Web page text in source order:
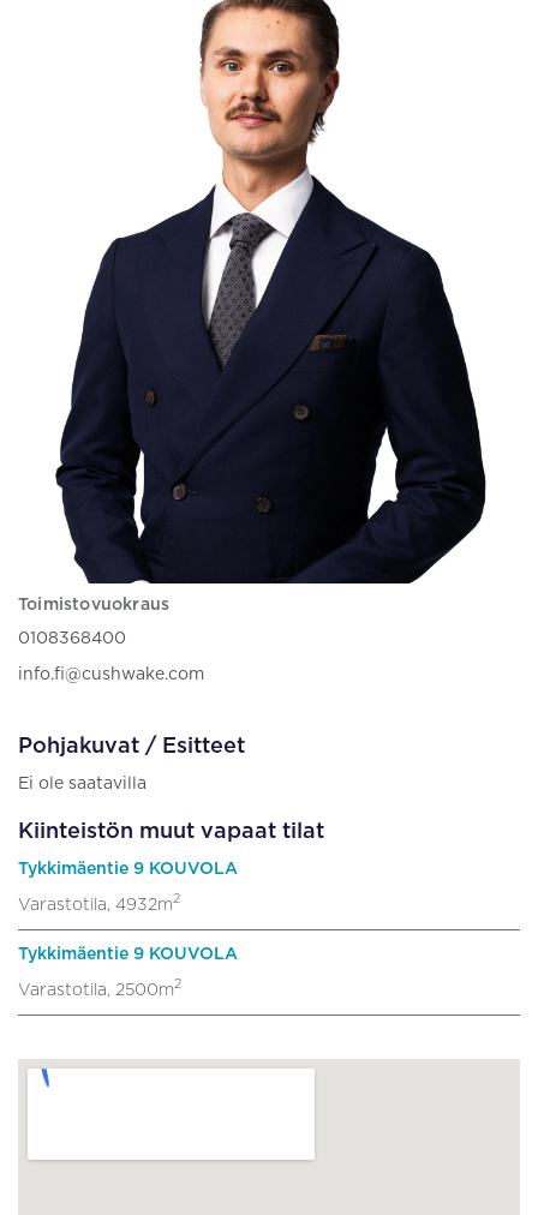
Toimistovuokraus
0108368400
info.fi@cushwake.com
Pohjakuvat / Esitteet
Ei ole saatavilla
Kiinteistön muut vapaat tilat
Tykkimäentie 9 KOUVOLA
Varastotila, 4932m2
Tykkimäentie 9 KOUVOLA
Varastotila, 2500m2